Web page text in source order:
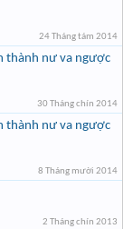
24 Tháng tám 2014
thành nư va ngược
30 Tháng chín 2014
thành nư va ngược
8 Tháng mười 2014
2 Tháng chín 2013